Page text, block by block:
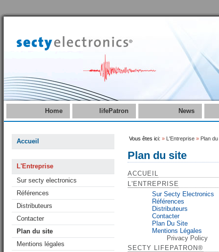
Home lifePatron News
Accueil
L'Entreprise
Sur secty electronics
Références
Distributeurs
Contacter
Plan du site
Mentions légales
Vous êtes ici: » L'Entreprise » Plan
Plan du site
ACCUEIL
L'ENTREPRISE
Sur Secty Electronics
Références
Distributeurs
Contacter
Plan Du Site
Mentions Légales
Privacy Policy
SECTY LIFEPATRON®